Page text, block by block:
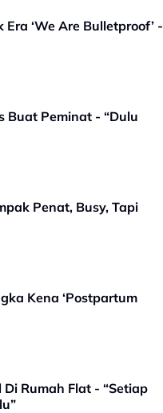
‘We Are Bulletproof’ -
Buat Peminat - “Dulu
Penat, Busy, Tapi
Kena ‘Postpartum
Rumah Flat - “Setiap